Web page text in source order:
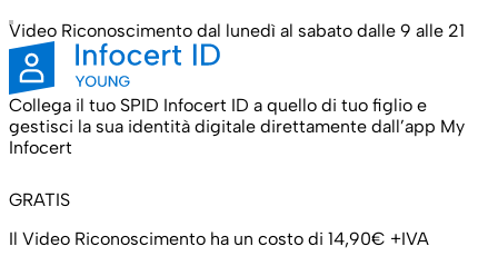
Video Riconoscimento dal lunedì al sabato dalle 9 alle 21
Collega il tuo SPID Infocert ID a quello di tuo figlio e
gestisci la sua identità digitale direttamente dall’app My
Infocert
GRATIS
Il Video Riconoscimento ha un costo di 14,90€ +IVA